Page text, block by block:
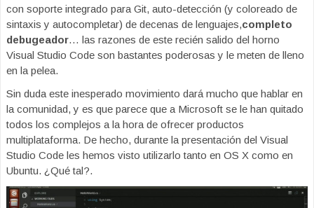
con soporte integrado para Git, auto-detección (y coloreado de
sintaxis y autocompletar) de decenas de lenguajes,completo
debugeador… las razones de este recién salido del horno
Visual Studio Code son bastantes poderosas y le meten de lleno
en la pelea.
Sin duda este inesperado movimiento dará mucho que hablar en
la comunidad, y es que parece que a Microsoft se le han quitado
todos los complejos a la hora de ofrecer productos
multiplataforma. De hecho, durante la presentación del Visual
Studio Code les hemos visto utilizarlo tanto en OS X como en
Ubuntu. ¿Qué tal?.